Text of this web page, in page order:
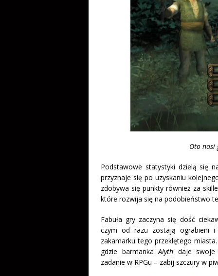
Oto nasi
Podstawowe statystyki dzielą się
przyznaje się po uzyskaniu
zdobywa się punkty również za
które rozwija się na podobieństwo
Fabuła gry zaczyna się dość
czym od razu zostają ograbieni i
zakamarku tego przeklętego
gdzie barmankaAlyth daje swoje
zadanie w RPGu – zabij szczury w